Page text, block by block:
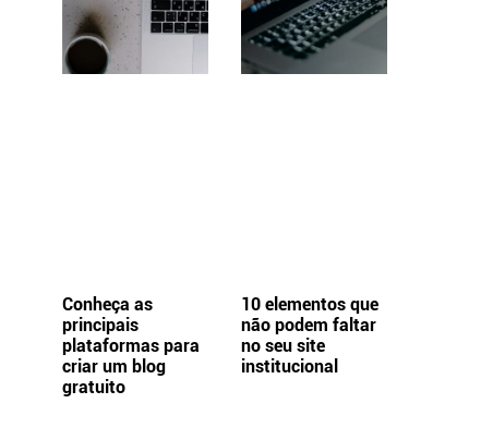
Conheça as
principais
plataformas para
criar um blog
gratuito
10 elementos que
não podem faltar
no seu site
institucional